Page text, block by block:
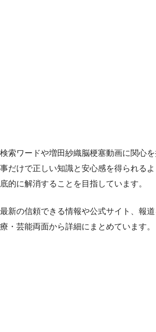
検索ワードや増田紗織脳梗塞動画に関心
事だけで正しい知識と安心感を得られる
底的に解消することを目指しています。
最新の信頼できる情報や公式サイト、報
療・芸能両面から詳細にまとめています。